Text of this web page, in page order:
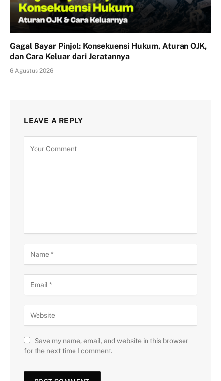
Gagal Bayar Pinjol: Konsekuensi Hukum, Aturan OJK,
dan Cara Keluar dari Jeratannya
6 Agustus 2026
LEAVE A REPLY
Save my name, email, and website in this browser
for the next time I comment.